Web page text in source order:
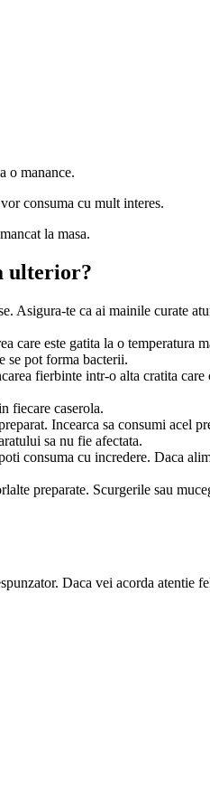
o manance.
consuma cu mult interes.
la masa.
ulterior?
Asigura-te ca ai mainile curate
care este gatita la o temperatura
se pot forma bacterii.
fierbinte intr-o alta cratita care
fiecare caserola.
Incearca sa consumi acel
sa nu fie afectata.
consuma cu incredere. Daca
preparate. Scurgerile sau
Daca vei acorda atentie